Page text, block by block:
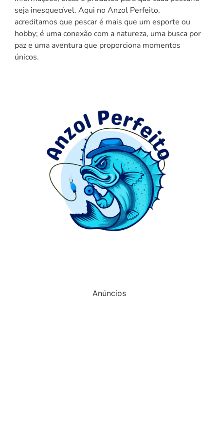
seja inesquecível. Aqui no Anzol Perfeito,
acreditamos que pescar é mais que um esporte ou
hobby; é uma conexão com a natureza, uma busca por
paz e uma aventura que proporciona momentos
únicos.
Anúncios